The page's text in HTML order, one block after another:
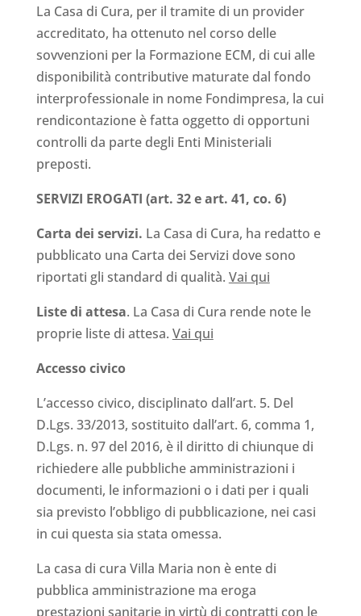
La Casa di Cura, per il tramite di un provider
accreditato, ha ottenuto nel corso delle
sovvenzioni per la Formazione ECM, di cui alle
disponibilità contributive maturate dal fondo
interprofessionale in nome Fondimpresa, la cui
rendicontazione è fatta oggetto di opportuni
controlli da parte degli Enti Ministeriali
preposti.
SERVIZI EROGATI (art. 32 e art. 41, co. 6)
Carta dei servizi. La Casa di Cura, ha redatto e
pubblicato una Carta dei Servizi dove sono
riportati gli standard di qualità. Vai qui
Liste di attesa. La Casa di Cura rende note le
proprie liste di attesa. Vai qui
Accesso civico
L’accesso civico, disciplinato dall’art. 5. Del
D.Lgs. 33/2013, sostituito dall’art. 6, comma 1,
D.Lgs. n. 97 del 2016, è il diritto di chiunque di
richiedere alle pubbliche amministrazioni i
documenti, le informazioni o i dati per i quali
sia previsto l’obbligo di pubblicazione, nei casi
in cui questa sia stata omessa.
La casa di cura Villa Maria non è ente di
pubblica amministrazione ma eroga
prestazioni sanitarie in virtù di contratti con le